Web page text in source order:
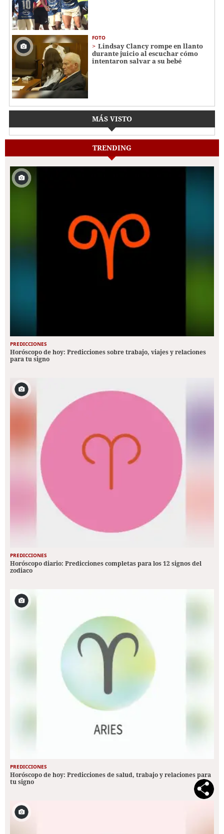
FOTO
Lindsay Clancy rompe en llanto
durante juicio al escuchar cómo
intentaron salvar a su bebé
MÁS VISTO
TRENDING
PREDICCIONES
Horóscopo de hoy: Predicciones sobre trabajo, viajes y relaciones
para tu signo
PREDICCIONES
Horóscopo diario: Predicciones completas para los 12 signos del
zodiaco
PREDICCIONES
Horóscopo de hoy: Predicciones de salud, trabajo y relaciones para
tu signo